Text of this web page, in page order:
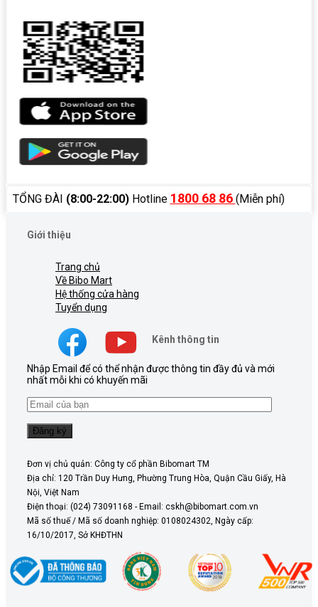
TỔNG ĐÀI (8:00-22:00)Hotline 1800 68 86 (Miễn phí)
Giới thiệu
Trang chủ
Về Bibo Mart
Hệ thống cửa hàng
Tuyển dụng
Kênh thông tin
Nhập Email để có thể nhận được thông tin đầy đủ và mới
nhất mỗi khi có khuyến mãi
Đơn vị chủ quản: Công ty cổ phần Bibomart TM
Địa chỉ: 120 Trần Duy Hưng, Phường Trung Hòa, Quận Cầu Giấy, Hà
Nội, Việt Nam
Điện thoại: (024) 73091168 - Email: cskh@bibomart.com.vn
Mã số thuế / Mã số doanh nghiệp: 0108024302, Ngày cấp:
16/10/2017, Sở KHĐTHN